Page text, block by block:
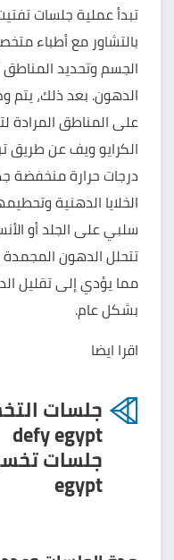
تبدأ عملية جلسات
الجسم وتحديد
الدهون. بعد ذلك، يتم
على المناطق المرادة
الكرايو ويف عن طريق
درجات حرارة منخفضة
الخلايا الدهنية
سلبي على الجلد أو
تتحلل الدهون
مما يؤدي إلى تقليل
بشكل عام.
اقرا ايضا
جلسات
defy egypt
egypt